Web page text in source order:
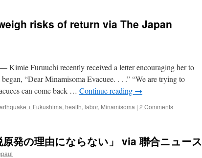
risks of return via The Japan
Furuuchi recently received a letter encouraging her to
“Dear Minamisoma Evacuee. . . .” “We are trying to
can come back … Continue reading →
+ Fukushima, health, labor, Minamisoma | 2 Comments
発の理由にならない」 via 聯合ニュース